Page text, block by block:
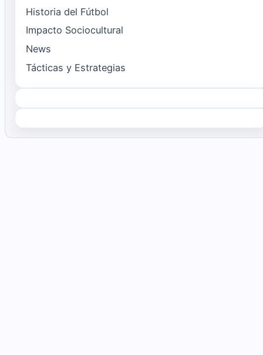
Historia del Fútbol
Impacto Sociocultural
News
Tácticas y Estrategias